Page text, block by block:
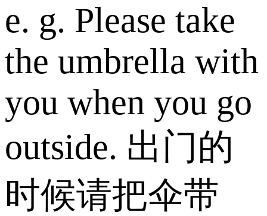
e. g. Please take
the umbrella with
you when you go
outside. 出门的
时候请把伞带